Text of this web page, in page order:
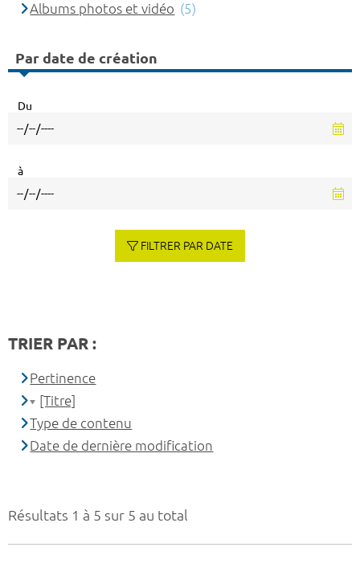
Résultats 1 à 5 sur 5 au total
Albums photos et vidéo (5)
Par date de création
Du
à
FILTRER PAR DATE
TRIER PAR :
Pertinence
[Titre]
Type de contenu
Date de dernière modification